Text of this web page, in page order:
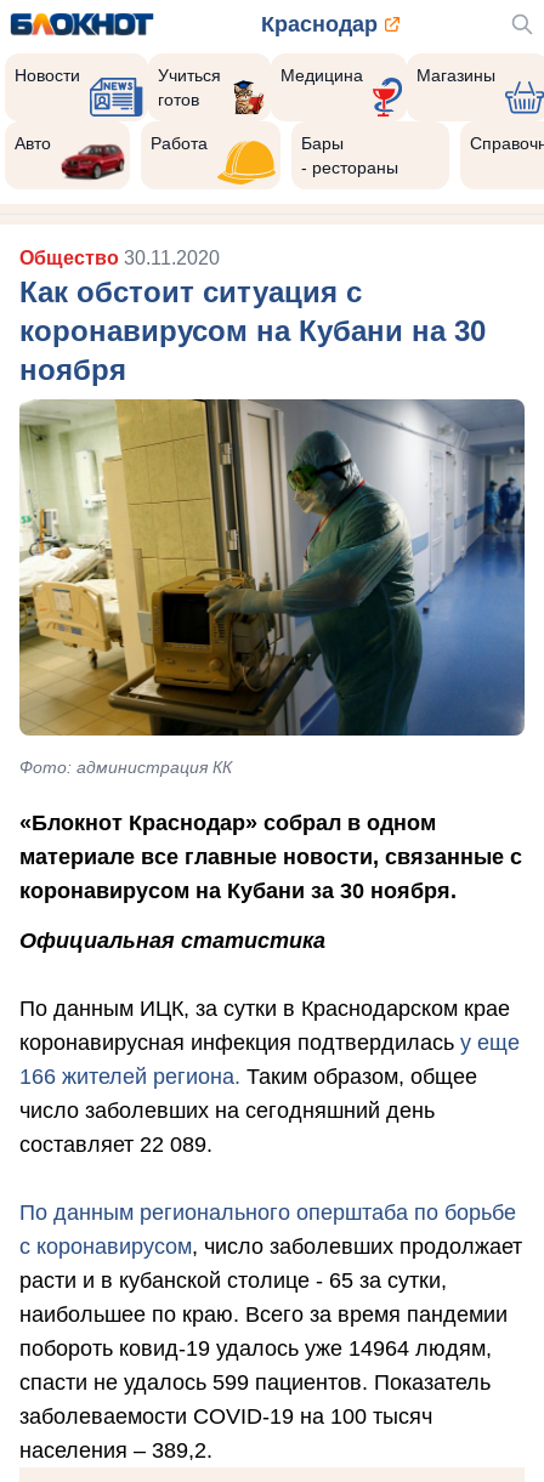
Краснодар
Новости
Учиться
готов
Медицина Магазины
Авто Работа
Бары
- рестораны
Общество 30.11.2020
Как обстоит ситуация с
коронавирусом на Кубани на 30
ноября
Фото: администрация КК
«Блокнот Краснодар» собрал в одном
материале все главные новости, связанные с
коронавирусом на Кубани за 30 ноября.
Официальная статистика
По данным ИЦК, за сутки в Краснодарском крае
коронавирусная инфекция подтвердилась у еще
166 жителей региона. Таким образом, общее
число заболевших на сегодняшний день
составляет 22 089.
По данным регионального оперштаба по борьбе
с коронавирусом, число заболевших продолжает
расти и в кубанской столице - 65 за сутки,
наибольшее по краю. Всего за время пандемии
побороть ковид-19 удалось уже 14964 людям,
спасти не удалось 599 пациентов. Показатель
заболеваемости COVID-19 на 100 тысяч
населения – 389,2.